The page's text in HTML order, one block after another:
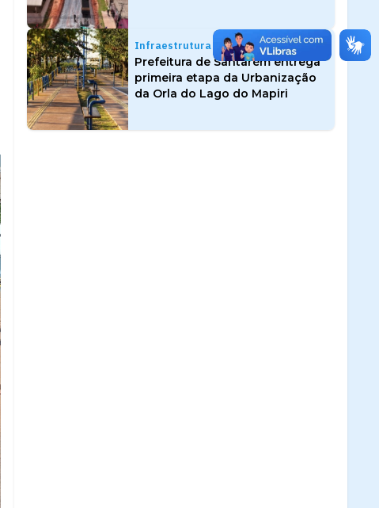
Infraestrutura
Prefeitura de Santarém entrega
primeira etapa da Urbanização
da Orla do Lago do Mapiri